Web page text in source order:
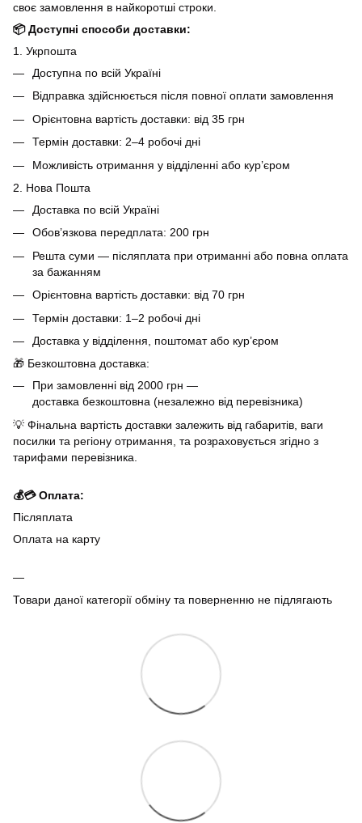
своє замовлення в найкоротші строки.
📦 Доступні способи доставки:
1. Укрпошта
Доступна по всій Україні
Відправка здійснюється після повної оплати замовлення
Орієнтовна вартість доставки: від 35 грн
Термін доставки: 2–4 робочі дні
Можливість отримання у відділенні або кур’єром
2. Нова Пошта
Доставка по всій Україні
Обов’язкова передплата: 200 грн
Решта суми — післяплата при отриманні або повна оплата
за бажанням
Орієнтовна вартість доставки: від 70 грн
Термін доставки: 1–2 робочі дні
Доставка у відділення, поштомат або кур’єром
🎁 Безкоштовна доставка:
При замовленні від 2000 грн —
доставка безкоштовна (незалежно від перевізника)
💡 Фінальна вартість доставки залежить від габаритів, ваги
посилки та регіону отримання, та розраховується згідно з
тарифами перевізника.
💰💳 Оплата:
Післяплата
Оплата на карту
Товари даної категорії обміну та поверненню не підлягають